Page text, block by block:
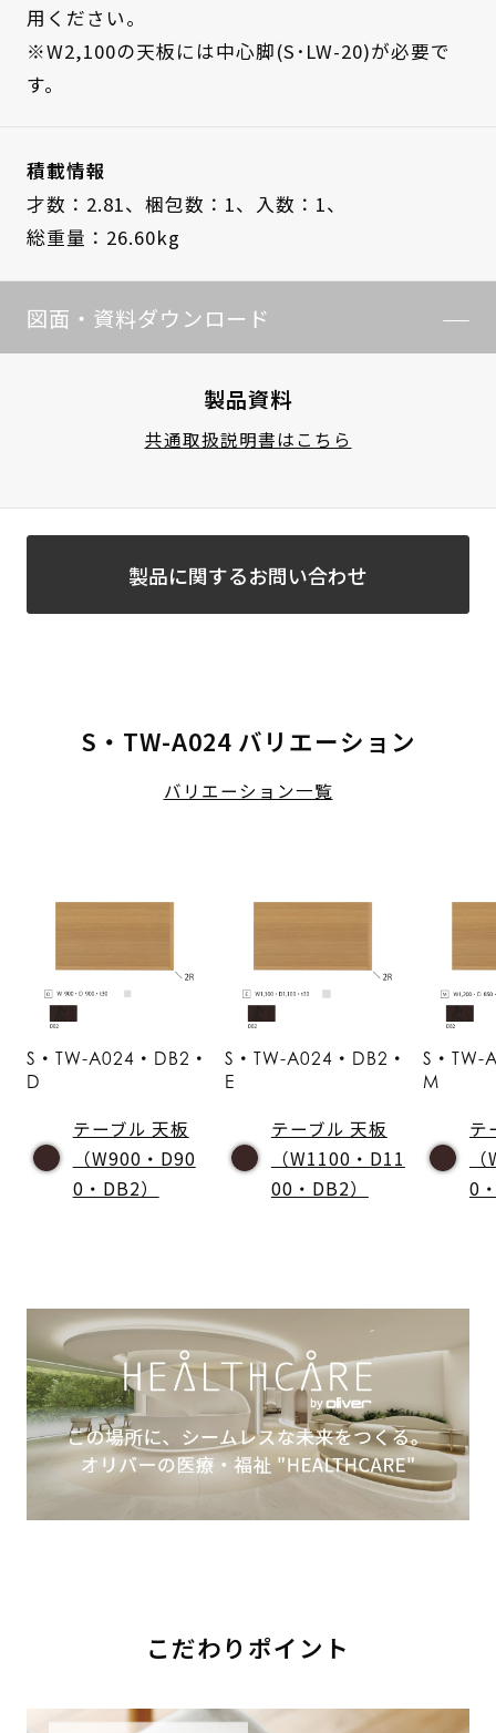
用ください。
※W2,100の天板には中心脚(S･LW-20)が必要で
す。
積載情報
才数：2.81、 梱包数：1、 入数：1、
総重量：26.60kg
図面・資料ダウンロード
製品資料
共通取扱説明書はこちら
製品に関するお問い合わせ
S・TW-A024 バリエーション
バリエーション一覧
S・TW-A024・DB2・
D
テーブル 天板
（W900・D90
0・DB2）
S・TW-A024・DB2・
E
テーブル 天板
（W1100・D11
00・DB2）
S・TW-
M
テ
0
こだわりポイント